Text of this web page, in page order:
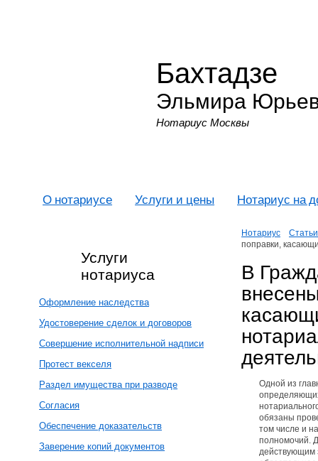
Бахтадзе
Эльмира
Нотариус Москвы
О нотариусе Услуги и цены Нотариус на
Нотариус
Статьи
поправки,
В
Одной из
обязаны
том числе и
полномочий.
действующим
Услуги
нотариуса
Оформление наследства
Удостоверение сделок и договоров
Совершение исполнительной надписи
Протест векселя
Раздел имущества при разводе
Согласия
Обеспечение доказательств
Заверение копий документов